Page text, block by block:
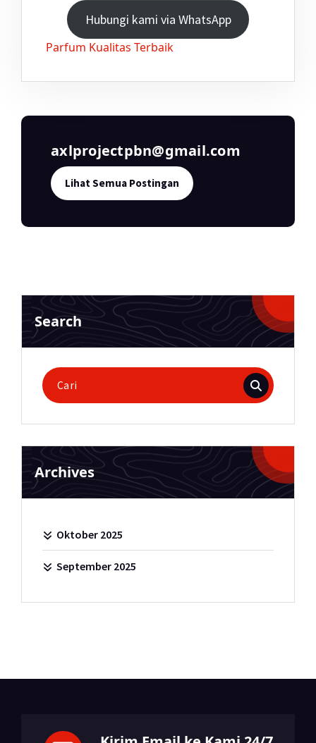
Hubungi kami via WhatsApp
Parfum Kualitas Terbaik
axlprojectpbn@gmail.com
Lihat Semua Postingan
Search
Pencarian
untuk:
Archives
Oktober 2025
September 2025